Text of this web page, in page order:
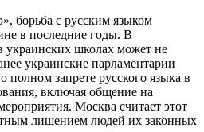
борьба с русским языком
в последние годы. В
школах может не
украинские парламентарии
полном запрете русского языка в
включая общение на
Москва считает этот
лишением людей их законных